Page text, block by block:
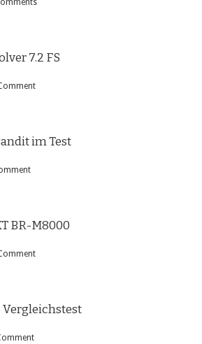
7.2 FS
im Test
BR-M8000
Vergleichstest